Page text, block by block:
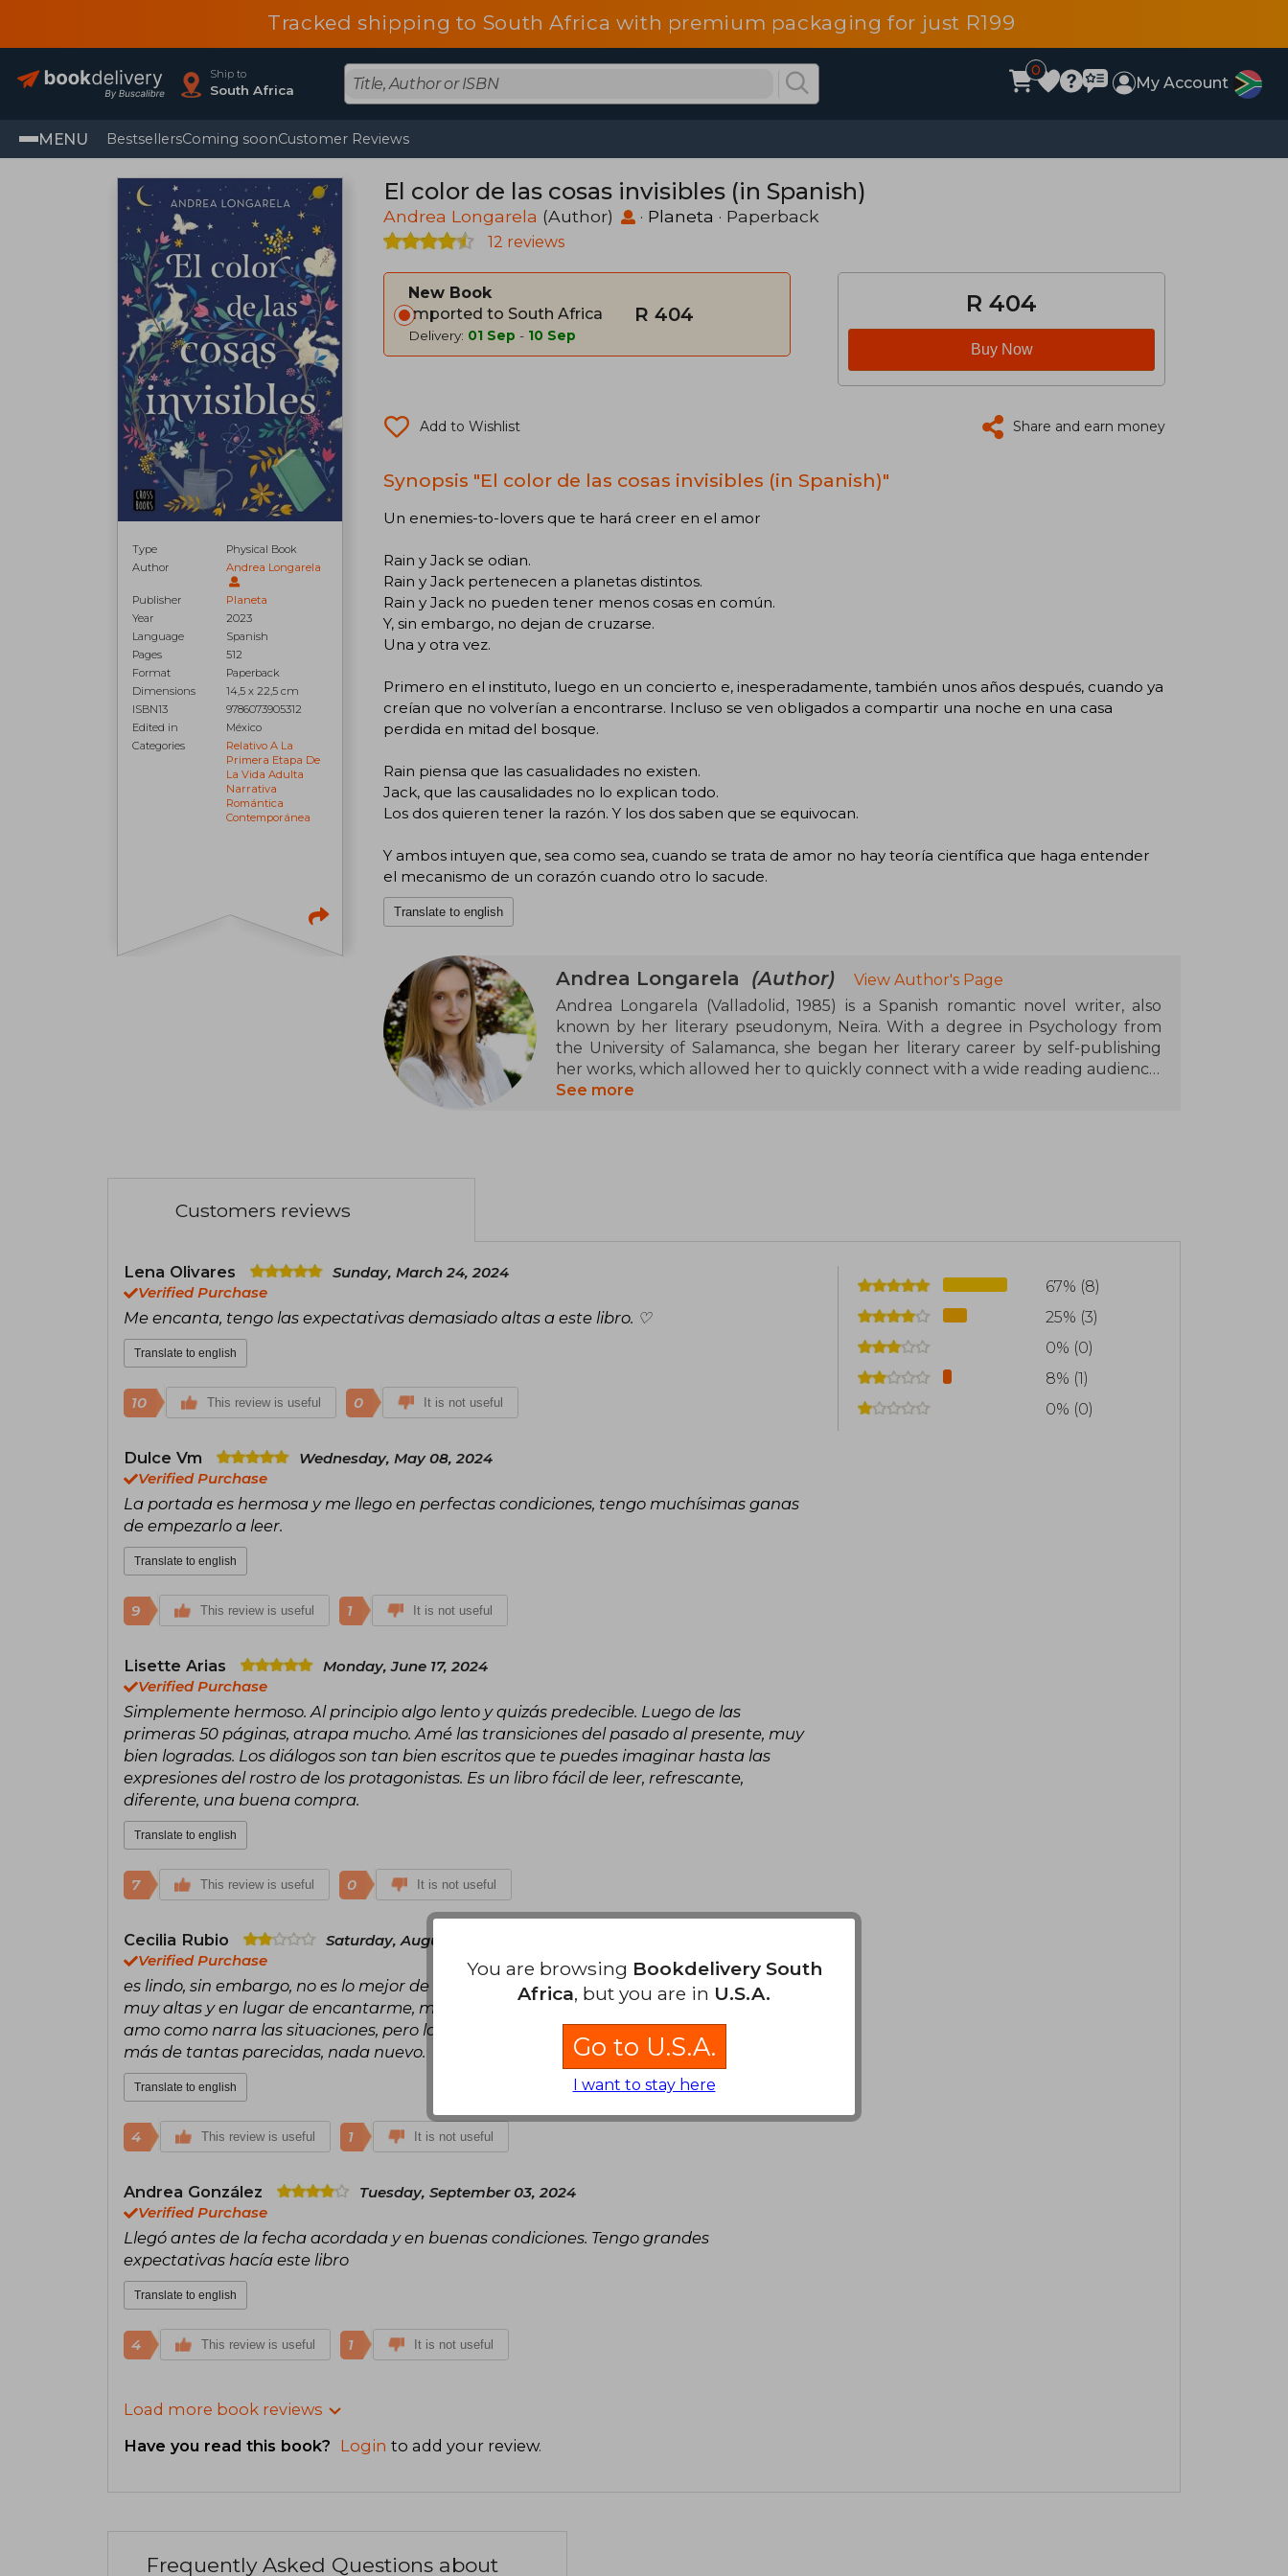
Tracked shipping to South Africa with premium packaging for just R199
Ship to
South Africa
0
My Account
MENU BestsellersComing soonCustomer Reviews
Type
Physical Book
Author
Andrea Longarela
Publisher
Planeta
Year
2023
Language
Spanish
Pages
512
Format
Paperback
Dimensions
14,5 x 22,5 cm
ISBN13
9786073905312
Edited in
México
Categories
Relativo A La
Primera Etapa De
La Vida Adulta
Narrativa
Romántica
Contemporánea
El color de las cosas invisibles (in Spanish)
Andrea Longarela (Author) · Planeta · Paperback
12 reviews
New Book
Imported to South Africa
Delivery: 01 Sep - 10 Sep
R 404 R 404
Buy Now
Add to Wishlist Share and earn money
Synopsis "El color de las cosas invisibles (in Spanish)"
Un enemies-to-lovers que te hará creer en el amor
Rain y Jack se odian.
Rain y Jack pertenecen a planetas distintos.
Rain y Jack no pueden tener menos cosas en común.
Y, sin embargo, no dejan de cruzarse.
Una y otra vez.
Primero en el instituto, luego en un concierto e, inesperadamente, también unos años después, cuando ya
creían que no volverían a encontrarse. Incluso se ven obligados a compartir una noche en una casa
perdida en mitad del bosque.
Rain piensa que las casualidades no existen.
Jack, que las causalidades no lo explican todo.
Los dos quieren tener la razón. Y los dos saben que se equivocan.
Y ambos intuyen que, sea como sea, cuando se trata de amor no hay teoría científica que haga entender
el mecanismo de un corazón cuando otro lo sacude.
Translate to english
Andrea Longarela (Author)
View Author's Page
Andrea Longarela (Valladolid, 1985) is a Spanish romantic novel writer, also
known by her literary pseudonym, Neïra. With a degree in Psychology from
the University of Salamanca, she began her literary career by self-publishing
her works, which allowed her to quickly connect with a wide reading audience
2020), I'll Wait for You at the End of the World (2021), The Lighthouse of
See more
Customers reviews
Lena Olivares
Sunday, March 24, 2024
Verified Purchase
Me encanta, tengo las expectativas demasiado altas a este libro. ♡
Translate to english
10 This review is useful 0 It is not useful
Dulce Vm
Wednesday, May 08, 2024
Verified Purchase
La portada es hermosa y me llego en perfectas condiciones, tengo muchísimas ganas
de empezarlo a leer.
Translate to english
9 This review is useful 1 It is not useful
Lisette Arias
Monday, June 17, 2024
Verified Purchase
Simplemente hermoso. Al principio algo lento y quizás predecible. Luego de las
primeras 50 páginas, atrapa mucho. Amé las transiciones del pasado al presente, muy
bien logradas. Los diálogos son tan bien escritos que te puedes imaginar hasta las
expresiones del rostro de los protagonistas. Es un libro fácil de leer, refrescante,
diferente, una buena compra.
Translate to english
7 This review is useful 0 It is not useful
Cecilia Rubio
Saturday, August 03, 2024
Verified Purchase
es lindo, sin embargo, no es lo mejor de la autora. Lo comencé con las expectativas
muy altas y en lugar de encantarme, me decepcionó. Andrea es mi escritora favorita,
amo como narra las situaciones, pero la historia de este libro en particular fue una
más de tantas parecidas, nada nuevo.
Translate to english
4 This review is useful 1 It is not useful
Andrea González
Tuesday, September 03, 2024
Verified Purchase
Llegó antes de la fecha acordada y en buenas condiciones. Tengo grandes
expectativas hacía este libro
Translate to english
4 This review is useful 1 It is not useful
Load more book reviews
Have you read this book? Login to add your review.
67% (8)
25% (3)
0% (0)
8% (1)
0% (0)
Frequently Asked Questions about
You are browsing Bookdelivery South
Africa, but you are in U.S.A.
Go to U.S.A.
I want to stay here